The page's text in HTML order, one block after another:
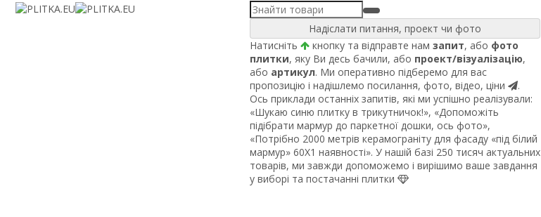
Надіслати питання, проект чи фото
Натисніть
кнопку та відправте нам запит, або фото
плитки, яку Ви десь бачили, або проект/візуалізацію,
або артикул. Ми оперативно підберемо для вас
пропозицію і надішлемо посилання, фото, відео, ціни
.
Ось приклади останніх запитів, які ми успішно реалізували:
«Шукаю синю плитку в трикутничок!», «Допоможіть
підібрати мармур до паркетної дошки, ось фото»,
«Потрібно 2000 метрів керамограніту для фасаду «під білий
мармур» 60Х1 наявності». У нашій базі 250 тисяч актуальних
товарів, ми завжди допоможемо і вирішимо ваше завдання
у виборі та постачанні плитки